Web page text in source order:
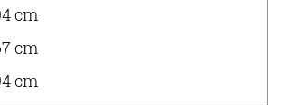
cm
cm
cm